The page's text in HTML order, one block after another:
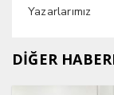
Yazarlarımız
DİĞER